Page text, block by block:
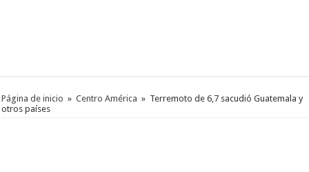
Página de inicio » Centro América » Terremoto de 6,7 sacudió Guatemala y
otros países